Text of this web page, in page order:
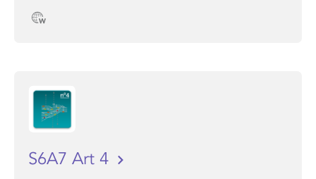
S6A7 Art 4